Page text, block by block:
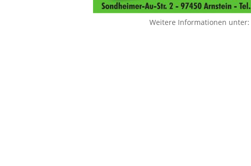
Weitere Informationen unter: